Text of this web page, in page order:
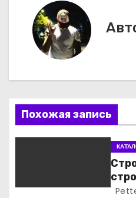
а
ц
и
п
Похожая запись